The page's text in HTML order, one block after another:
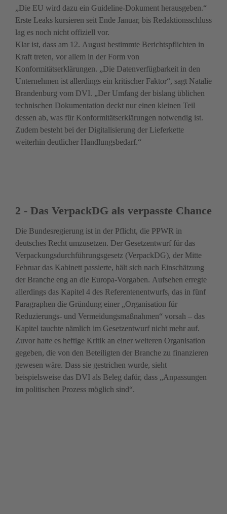
„Die EU wird dazu ein Guideline-Dokument herausgeben.“
Erste Leaks kursieren seit Ende Januar, bis Redaktionsschluss
lag es noch nicht offiziell vor.
Klar ist, dass am 12. August bestimmte Berichtspflichten in
Kraft treten, vor allem in der Form von
Konformitätserklärungen. „Die Datenverfügbarkeit in den
Unternehmen ist allerdings ein kritischer Faktor“, sagt Natalie
Brandenburg vom DVI. „Der Umfang der bislang üblichen
technischen Dokumentation deckt nur einen kleinen Teil
dessen ab, was für Konformitätserklärungen notwendig ist.
Zudem besteht bei der Digitalisierung der Lieferkette
weiterhin deutlicher Handlungsbedarf.“
2 - Das VerpackDG als verpasste Chance
Die Bundesregierung ist in der Pflicht, die PPWR in
deutsches Recht umzusetzen. Der Gesetzentwurf für das
Verpackungsdurchführungsgesetz (VerpackDG), der Mitte
Februar das Kabinett passierte, hält sich nach Einschätzung
der Branche eng an die Europa-Vorgaben. Aufsehen erregte
allerdings das Kapitel 4 des Referentenentwurfs, das in fünf
Paragraphen die Gründung einer „Organisation für
Reduzierungs- und Vermeidungsmaßnahmen“ vorsah – das
Kapitel tauchte nämlich im Gesetzentwurf nicht mehr auf.
Zuvor hatte es heftige Kritik an einer weiteren Organisation
gegeben, die von den Beteiligten der Branche zu finanzieren
gewesen wäre. Dass sie gestrichen wurde, sieht
beispielsweise das DVI als Beleg dafür, dass „Anpassungen
im politischen Prozess möglich sind“.